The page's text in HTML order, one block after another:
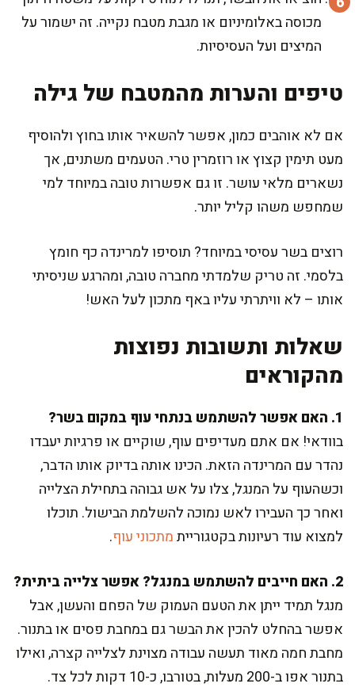
מכוסה באלומיניום או מגבת מטבח נקייה. זה ישמור על
המיצים ועל העסיסיות.
טיפים והערות מהמטבח של גילה
אם לא אוהבים כמון, אפשר להשאיר אותו בחוץ ולהוסיף
מעט תימין קצוץ או רוזמרין טרי. הטעמים משתנים, אך
נשארים מלאי עושר. זו גם אפשרות טובה במיוחד למי
שמחפש משהו קליל יותר.
רוצים בשר עסיסי במיוחד? תוסיפו למרינדה כף חומץ
בלסמי. זה טריק שלמדתי מחברה טובה, ומהרגע שניסיתי
אותו – לא וויתרתי עליו באף מתכון לעל האש!
שאלות ותשובות נפוצות
מהקוראים
1. האם אפשר להשתמש בנתחי עוף במקום בשר?
בוודאי! אם אתם מעדיפים עוף, שוקיים או פרגיות יעבדו
נהדר עם המרינדה הזאת. הכינו אותה בדיוק אותו הדבר,
וכשהעוף על המנגל, צלו על אש גבוהה בתחילת הצלייה
ואחר כך העבירו לאש נמוכה להשלמת הבישול. תוכלו
למצוא עוד רעיונות בקטגורייתמתכוני עוף.
2. האם חייבים להשתמש במנגל? אפשר צלייה ביתית?
מנגל תמיד ייתן את הטעם העמוק של הפחם והעשן, אבל
אפשר בהחלט להכין את הבשר גם במחבת פסים או בתנור.
מחבת חמה מאוד תעשה עבודה מצוינת לצלייה קצרה, ואילו
בתנור אפו ב-200 מעלות, בטורבו, כ-10 דקות לכל צד.